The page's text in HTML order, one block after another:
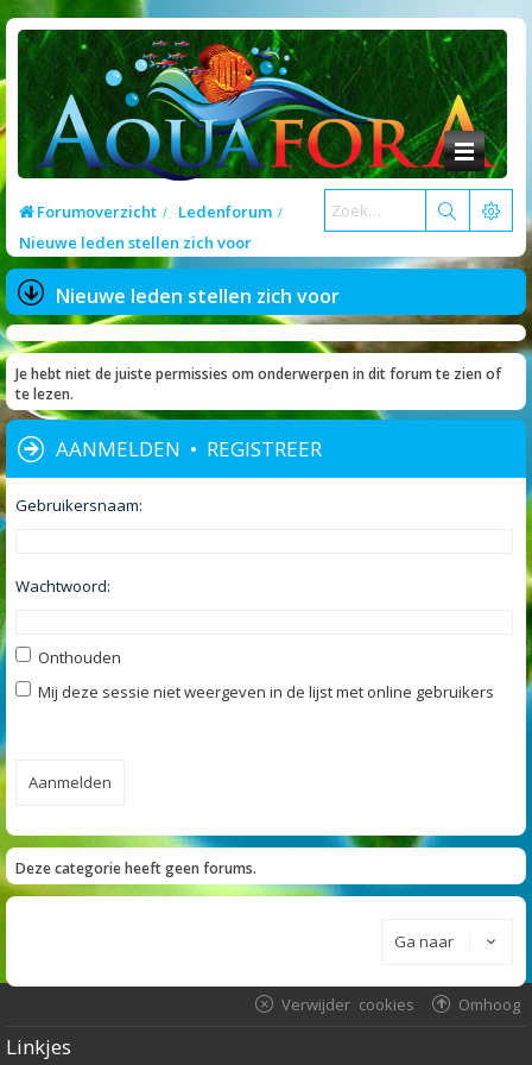
Forumoverzicht
Ledenforum
Nieuwe leden stellen zich voor
Nieuwe leden stellen zich voor
Je hebt niet de juiste permissies om onderwerpen in dit forum te zien of
te lezen.
AANMELDEN • REGISTREER
Gebruikersnaam:
Wachtwoord:
Onthouden
Mij deze sessie niet weergeven in de lijst met online gebruikers
Deze categorie heeft geen forums.
Ga naar
Omhoog
Verwijder cookies
Linkjes